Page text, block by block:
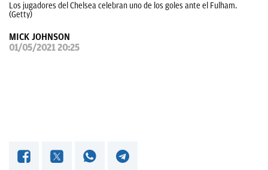
OKDIARIO
Los jugadores del Chelsea celebran uno de los goles ante el Fulham.
(Getty)
MICK JOHNSON
01/05/2021 20:25